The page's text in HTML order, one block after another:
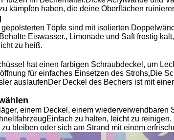
kämpfen haben, die deine Oberflächen
Töpfe sind mit isolierten
Eiswasser., Limonade und Saft frostig
zu heiß.
hat einen farbigen Schraubdeckel, um
für einfaches Einsetzen des Strohs,Die
auslaufenDer Deckel des Bechers ist mit
einem Deckel, einem
zu halten, leicht zu
bleiben oder sich am Strand mit einem